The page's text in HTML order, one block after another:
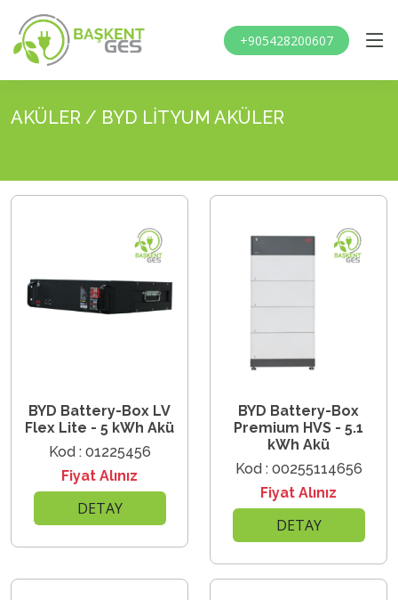
+905428200607
AKÜLER / BYD LİTYUM AKÜLER
BYD Battery-Box LV
Flex Lite - 5 kWh Akü
Kod : 01225456
Fiyat Alınız
DETAY
BYD Battery-Box
Premium HVS - 5.1
kWh Akü
Kod : 00255114656
Fiyat Alınız
DETAY